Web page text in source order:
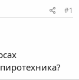
#1